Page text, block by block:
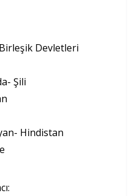
Devletleri
Şili
Hindistan